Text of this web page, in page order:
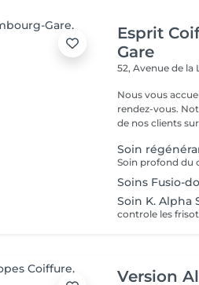
Esprit
Gare
52, Avenue de la
Nous vous
rendez-vous.
de nos clients sur
Soin
Soin profond du
Soins Fusio-
Soin K. Alpha
controle les
Version